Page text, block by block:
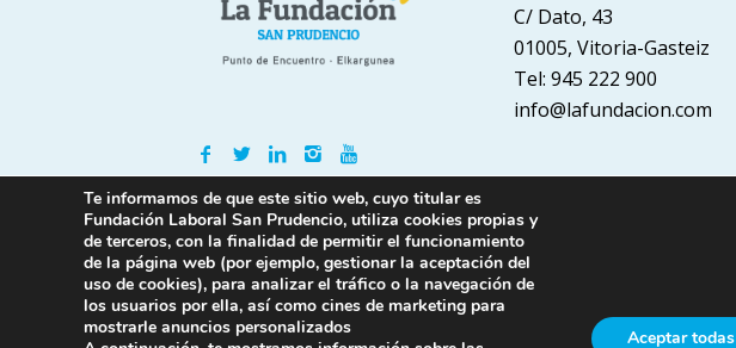
C/ Dato, 43
01005, Vitoria-Gasteiz
Tel: 945 222 900
info@lafundacion.com
Te informamos de que este sitio web, cuyo titular es
Fundación Laboral San Prudencio, utiliza cookies propias y
de terceros, con la finalidad de permitir el funcionamiento
de la página web (por ejemplo, gestionar la aceptación del
uso de cookies), para analizar el tráfico o la navegación de
los usuarios por ella, así como cines de marketing para
mostrarle anuncios personalizados
Aceptar